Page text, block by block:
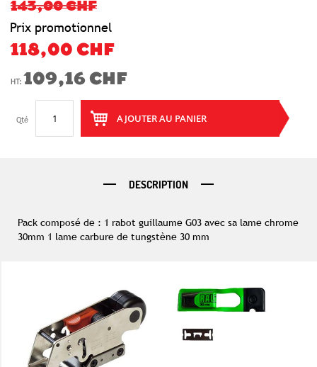
143,00 CHF
Prix promotionnel
118,00 CHF
109,16 CHF
Qté AJOUTER AU PANIER
DESCRIPTION
Pack composé de : 1 rabot guillaume G03 avec sa lame chrome
30mm 1 lame carbure de tungstène 30 mm